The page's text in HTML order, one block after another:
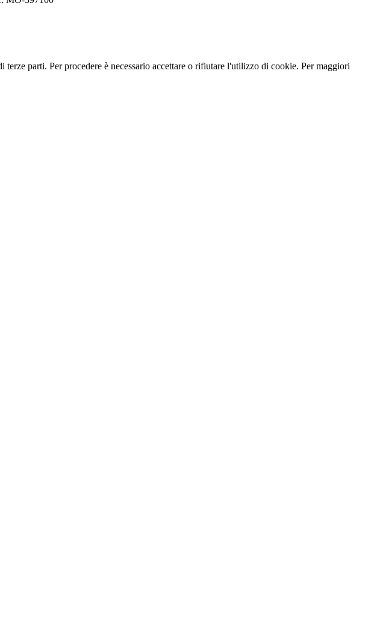
parti. Per procedere è necessario accettare o rifiutare l'utilizzo di cookie. Per maggiori